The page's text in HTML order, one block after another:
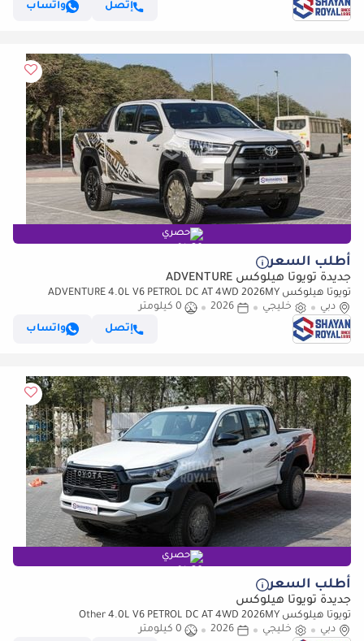
إتصل واتساب
حصري
أطلب السعر
جديدة تويوتا هيلوكس ADVENTURE
تويوتا هيلوكس ADVENTURE 4.0L V6 PETROL DC AT 4WD 2026MY
دبي
خليجي 2026
0 كيلومتر
إتصل
واتساب
حصري
أطلب السعر
جديدة تويوتا هيلوكس
تويوتا هيلوكس Other 4.0L V6 PETROL DC AT 4WD 2026MY
دبي
خليجي 2026
0 كيلومتر